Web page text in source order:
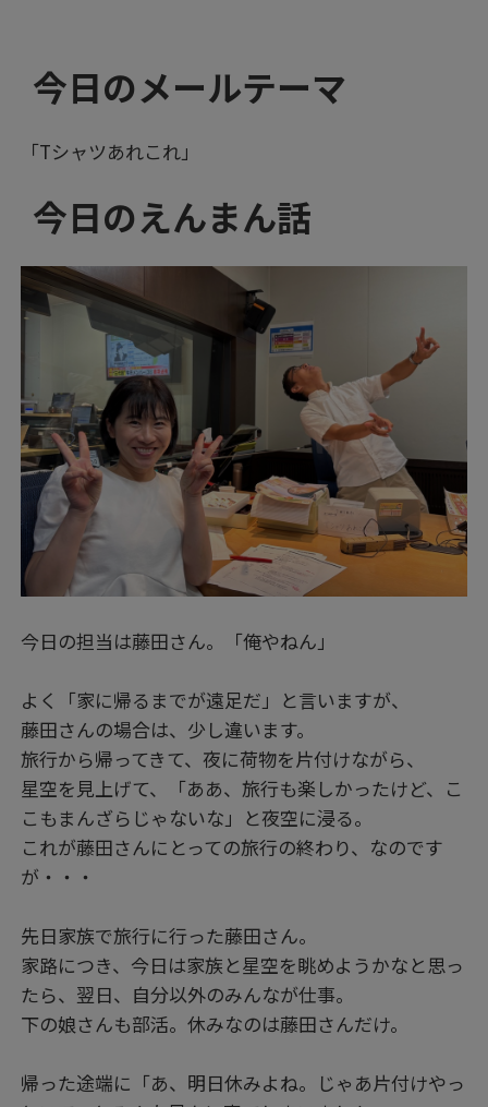
今日のメールテーマ
「Tシャツあれこれ」
今日のえんまん話
今日の担当は藤田さん。「俺やねん」
よく「家に帰るまでが遠足だ」と言いますが、
藤田さんの場合は、少し違います。
旅行から帰ってきて、夜に荷物を片付けながら、
星空を見上げて、「ああ、旅行も楽しかったけど、こ
こもまんざらじゃないな」と夜空に浸る。
これが藤田さんにとっての旅行の終わり、なのです
が・・・
先日家族で旅行に行った藤田さん。
家路につき、今日は家族と星空を眺めようかなと思っ
たら、翌日、自分以外のみんなが仕事。
下の娘さんも部活。休みなのは藤田さんだけ。
帰った途端に「あ、明日休みよね。じゃあ片付けやっ